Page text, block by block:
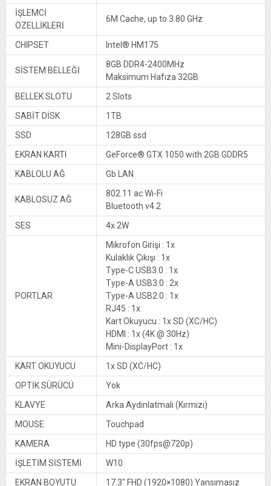
İŞLEMCİ
ÖZELLİKLERİ
6M Cache, up to 3.80 GHz
CHIPSET Intel® HM175
SİSTEM BELLEĞİ
8GB DDR4-2400MHz
Maksimum Hafıza 32GB
BELLEK SLOTU
2 Slots
SABİT DİSK
1TB
SSD
128GB ssd
EKRAN KARTI
GeForce® GTX 1050 with 2GB GDDR5
KABLOLU AĞ
Gb LAN
KABLOSUZ AĞ
802.11 ac Wi-Fi
Bluetooth v4.2
SES
4x 2W
PORTLAR
Mikrofon Girişi : 1x
Kulaklık Çıkışı : 1x
Type-C USB3.0 : 1x
Type-A USB3.0 : 2x
Type-A USB2.0 : 1x
RJ45 : 1x
Kart Okuyucu : 1x SD (XC/HC)
HDMI : 1x (4K @ 30Hz)
Mini-DisplayPort : 1x
KART OKUYUCU
1x SD (XC/HC)
OPTİK SÜRÜCÜ
Yok
KLAVYE
Arka Aydınlatmalı (Kırmızı)
MOUSE
Touchpad
KAMERA
HD type (30fps@720p)
İŞLETİM SİSTEMİ
W10
EKRAN BOYUTU
17.3″ FHD (1920×1080) Yansımasız